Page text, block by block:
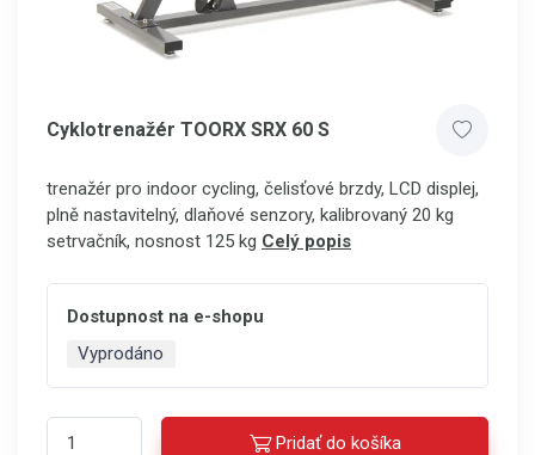
Cyklotrenažér TOORX SRX 60 S
trenažér pro indoor cycling, čelisťové brzdy, LCD displej,
plně nastavitelný, dlaňové senzory, kalibrovaný 20 kg
setrvačník, nosnost 125 kg Celý popis
Dostupnost na e-shopu
Vyprodáno
Pridať do košíka